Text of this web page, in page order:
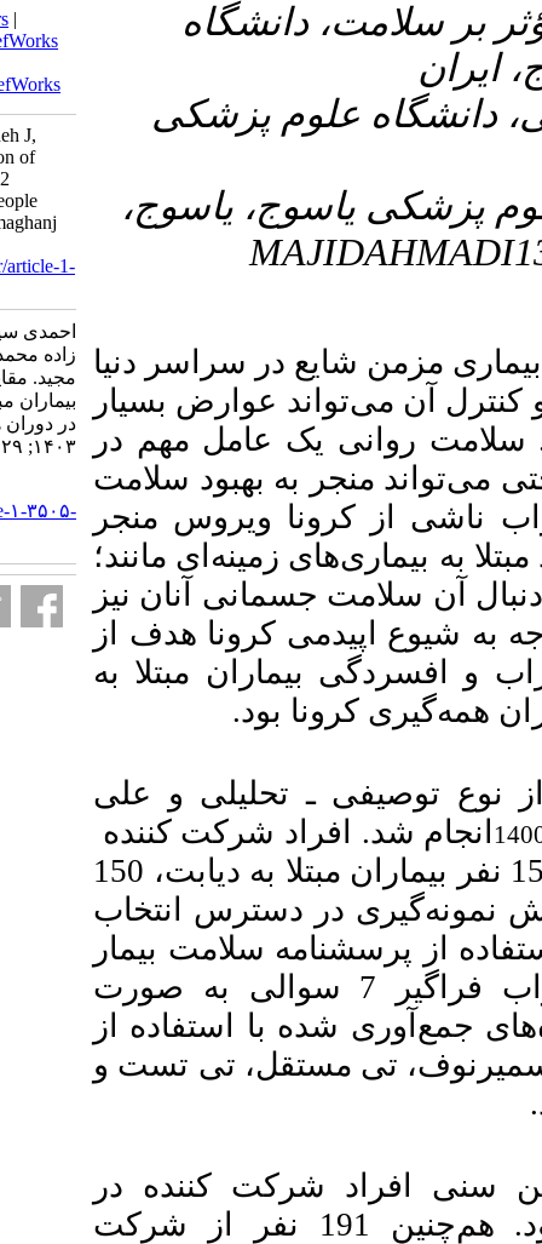
پزشکی
یاسوج،
سراسر دنیا
بسیار
مهم در
بهبود سلامت
ویروس منجر
مانند؛
آنان نیز
هدف از
مبتلا به
و علی
شرکت کننده
در این مطالعه شامل 300 نفر(150 نفر بیماران مبتلا به دیابت، 150
انتخاب
سلامت بیمار
اضطراب فراگیر 7 سوالی به صورت
استفاده از
تی تست و
کننده در
48/27 سال بود. هم‌چنین 191 نفر از شرکت
BibTeX
EndNote| Medlars |
ProCite
Reference Manager|RefWorks
Mendeley
Ahmadi S, Gholami L, Malekzadeh J,
Hosseni A, Ahmadi S. Comparison of
Anxiety and Depression of Type 2
Diabetes Patients with Healthy People
During the Corona Epidemic. armaghanj
URL:http://armaghanj.yums.ac.ir/article-1-
احمدی سید احمدرضا، غلامی لیلا، ملک
زاده محمد، حسینی احمد، احمدی سید
مجید. مقایسه اضطراب و افسردگی
بیماران مبتلا به دیابت نوع ۲ با افراد سالم
در دوران همه‌گیری کرونا. ارمغان دانش.
۱۴۰۳; ۲۹ (۳) :۴۴۴-۴۵۵
http://armaghanj.yums.ac.ir/article-۱-۳۵۰۵-